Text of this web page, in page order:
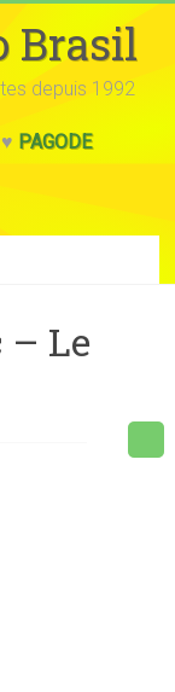
Brasil
depuis 1992
PAGODE
– Le